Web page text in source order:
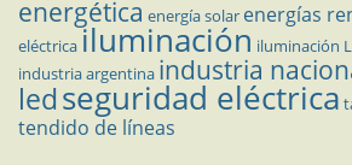
energética energía solar energías
eléctricailuminación iluminación
industria argentina industria
ledseguridad eléctrica
tendido de líneas